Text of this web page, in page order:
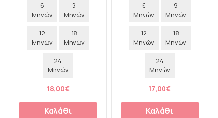
6
Μηνών
9
Μηνών
12
Μηνών
18
Μηνών
24
Μηνών
18,00€
Καλάθι
6
Μηνών
9
Μηνών
12
Μηνών
18
Μηνών
24
Μηνών
17,00€
Καλάθι